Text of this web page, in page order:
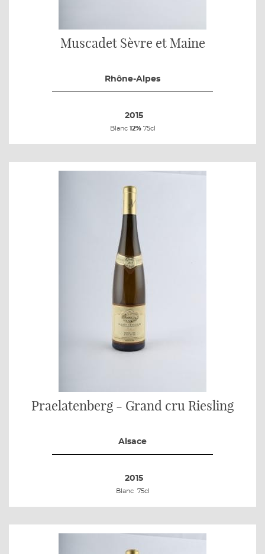
Muscadet Sèvre et Maine
Rhône-Alpes
2015
Blanc 12% 75cl
Praelatenberg - Grand cru Riesling
Alsace
2015
Blanc 75cl